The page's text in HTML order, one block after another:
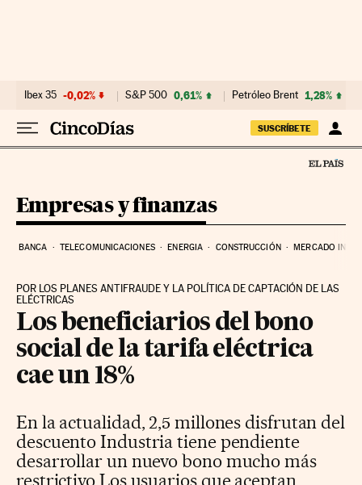
Ibex 35 -0,02% S&P 500 0,61% Petróleo Brent 1,28%
SUSCRÍBETE
Empresas y finanzas
BANCA TELECOMUNICACIONES ENERGIA CONSTRUCCIÓN MERCADO
POR LOS PLANES ANTIFRAUDE Y LA POLÍTICA DE CAPTACIÓN DE LAS
ELÉCTRICAS
Los beneficiarios del bono
social de la tarifa eléctrica
cae un 18%
En la actualidad, 2,5 millones disfrutan del
descuento Industria tiene pendiente
desarrollar un nuevo bono mucho más
restrictivo Los usuarios que aceptan